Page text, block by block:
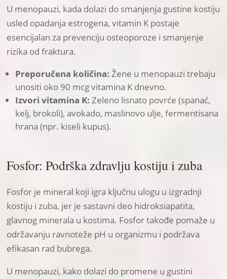
U menopauzi, kada dolazi do smanjenja gustine kostiju
usled opadanja estrogena, vitamin K postaje
esencijalan za prevenciju osteoporoze i smanjenje
rizika od fraktura.
Preporučena količina: Žene u menopauzi trebaju
unositi oko 90 mcg vitamina K dnevno.
Izvori vitamina K: Zeleno lisnato povrće (spanać,
kelj, brokoli), avokado, maslinovo ulje, fermentisana
hrana (npr. kiseli kupus).
Fosfor: Podrška zdravlju kostiju i zuba
Fosfor je mineral koji igra ključnu ulogu u izgradnji
kostiju i zuba, jer je sastavni deo hidroksiapatita,
glavnog minerala u kostima. Fosfor takođe pomaže u
održavanju ravnoteže pH u organizmu i podržava
efikasan rad bubrega.
U menopauzi, kako dolazi do promene u gustini